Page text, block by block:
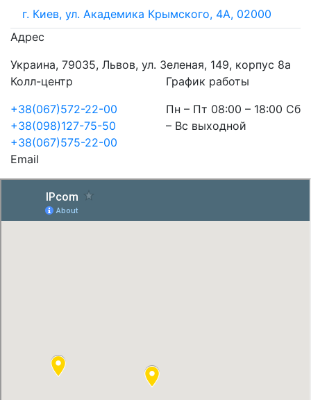
г. Киев, ул. Академика Крымского, 4А, 02000
Адрес
Украина, 79035, Львов, ул. Зеленая, 149, корпус 8а
Колл-центр
+38(067)572-22-00
+38(098)127-75-50
+38(067)575-22-00
График работы
Пн – Пт 08:00 – 18:00 Сб
– Вс выходной
Email